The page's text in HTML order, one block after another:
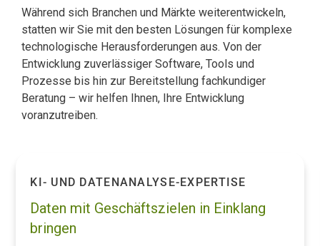
Während sich Branchen und Märkte weiterentwickeln,
statten wir Sie mit den besten Lösungen für komplexe
technologische Herausforderungen aus. Von der
Entwicklung zuverlässiger Software, Tools und
Prozesse bis hin zur Bereitstellung fachkundiger
Beratung – wir helfen Ihnen, Ihre Entwicklung
voranzutreiben.
KI- UND DATENANALYSE-EXPERTISE
Daten mit Geschäftszielen in Einklang
bringen